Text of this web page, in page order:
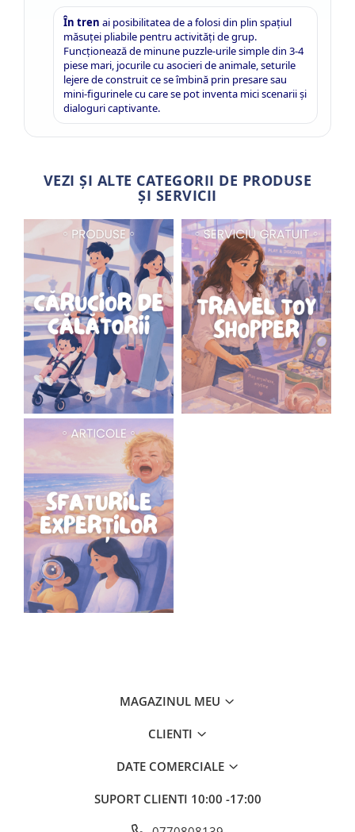
În tren ai posibilitatea de a folosi din plin spațiul
măsuței pliabile pentru activități de grup.
Funcționează de minune puzzle-urile simple din 3-4
piese mari, jocurile cu asocieri de animale, seturile
lejere de construit ce se îmbină prin presare sau
mini-figurinele cu care se pot inventa mici scenarii și
dialoguri captivante.
VEZI ȘI ALTE CATEGORII DE PRODUSE
ȘI SERVICII
MAGAZINUL MEU
CLIENTI
DATE COMERCIALE
SUPORT CLIENTI 10:00 -17:00